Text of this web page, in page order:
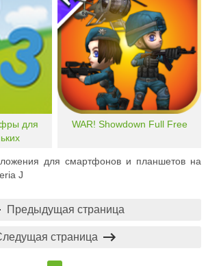
для
WAR! Showdown Full Free
для смартфонов и планшетов на
J
Предыдущая страница
страница